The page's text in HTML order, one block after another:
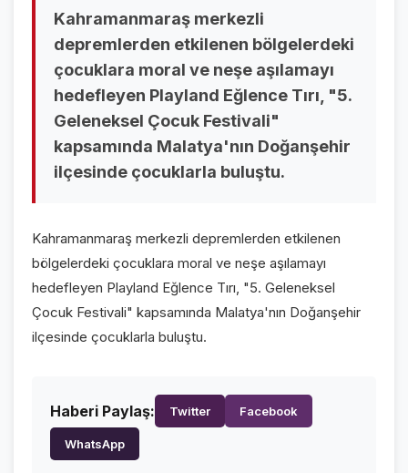
SON DAKİKA
VİDEO GALERİ
FOTO GALERİ
GALERİLER
FOTO GALERİ
KURUMSAL
Kahramanmaraş merkezli
depremlerden etkilenen bölgelerdeki
çocuklara moral ve neşe aşılamayı
hedefleyen Playland Eğlence Tırı, "5.
Geleneksel Çocuk Festivali"
kapsamında Malatya'nın Doğanşehir
ilçesinde çocuklarla buluştu.
Kahramanmaraş merkezli depremlerden etkilenen
bölgelerdeki çocuklara moral ve neşe aşılamayı
hedefleyen Playland Eğlence Tırı, "5. Geleneksel
Çocuk Festivali" kapsamında Malatya'nın Doğanşehir
ilçesinde çocuklarla buluştu.
Haberi Paylaş: Twitter Facebook
WhatsApp